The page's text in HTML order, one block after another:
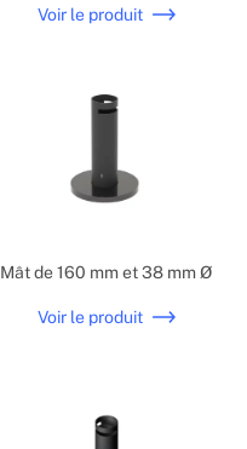
Voir le produit
Mât de 160 mm et 38 mm Ø
Voir le produit